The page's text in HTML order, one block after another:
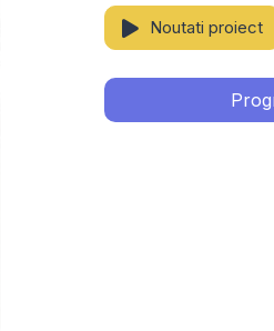
Noutati proiect